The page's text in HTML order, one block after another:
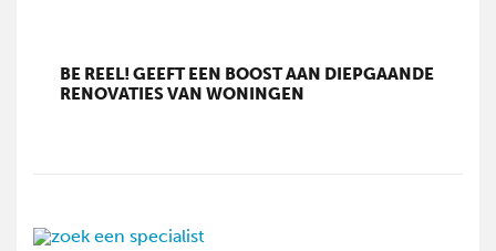
BE REEL! GEEFT EEN BOOST AAN DIEPGAANDE
RENOVATIES VAN WONINGEN